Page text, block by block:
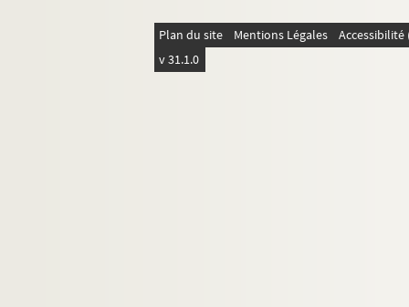
Plan du site Mentions Légales
v 31.1.0